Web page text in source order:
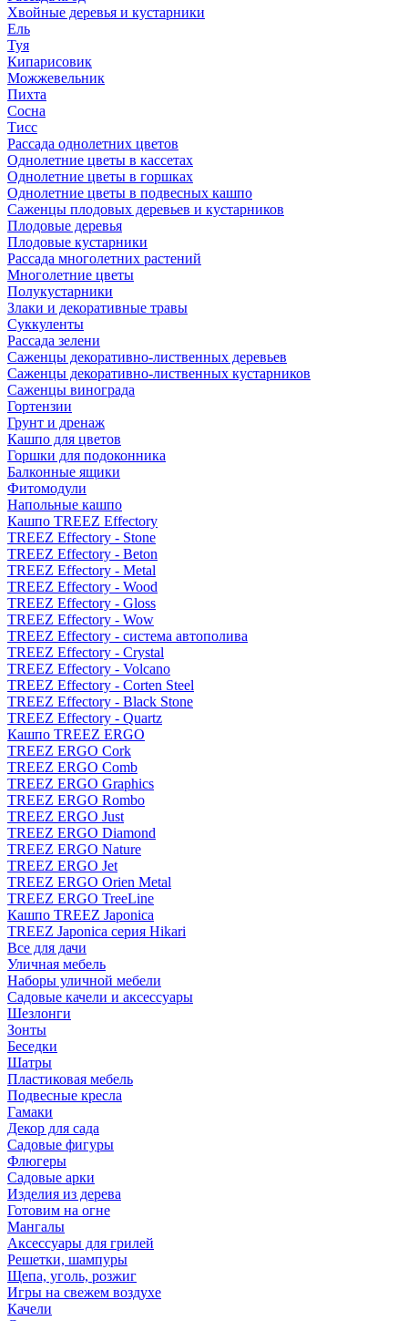
Хвойные деревья и кустарники
Ель
Туя
Кипарисовик
Можжевельник
Пихта
Сосна
Тисc
Рассада однолетних цветов
Однолетние цветы в кассетах
Однолетние цветы в горшках
Однолетние цветы в подвесных кашпо
Саженцы плодовых деревьев и кустарников
Плодовые деревья
Плодовые кустарники
Рассада многолетних растений
Многолетние цветы
Полукустарники
Злаки и декоративные травы
Суккуленты
Рассада зелени
Саженцы декоративно-лиственных деревьев
Саженцы декоративно-лиственных кустарников
Саженцы винограда
Гортензии
Грунт и дренаж
Кашпо для цветов
Горшки для подоконника
Балконные ящики
Фитомодули
Напольные кашпо
Кашпо TREEZ Effectory
TREEZ Effectory - Stone
TREEZ Effectory - Beton
TREEZ Effectory - Metal
TREEZ Effectory - Wood
TREEZ Effectory - Gloss
TREEZ Effectory - Wow
TREEZ Effectory - система автополива
TREEZ Effectory - Crystal
TREEZ Effectory - Volcano
TREEZ Effectory - Corten Steel
TREEZ Effectory - Black Stone
TREEZ Effectory - Quartz
Кашпо TREEZ ERGO
TREEZ ERGO Cork
TREEZ ERGO Comb
TREEZ ERGO Graphics
TREEZ ERGO Rombo
TREEZ ERGO Just
TREEZ ERGO Diamond
TREEZ ERGO Nature
TREEZ ERGO Jet
TREEZ ERGO Orien Metal
TREEZ ERGO TreeLine
Кашпо TREEZ Japonica
TREEZ Japonica серия Hikari
Все для дачи
Уличная мебель
Наборы уличной мебели
Садовые качели и аксессуары
Шезлонги
Зонты
Беседки
Шатры
Пластиковая мебель
Подвесные кресла
Гамаки
Декор для сада
Садовые фигуры
Флюгеры
Садовые арки
Изделия из дерева
Готовим на огне
Мангалы
Аксессуары для грилей
Решетки, шампуры
Щепа, уголь, розжиг
Игры на свежем воздухе
Качели